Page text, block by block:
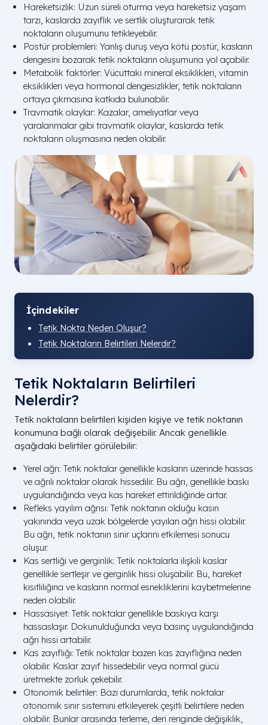
Hareketsizlik: Uzun süreli oturma veya hareketsiz yaşam
tarzı, kaslarda zayıflık ve sertlik oluşturarak tetik
noktaların oluşumunu tetikleyebilir.
Postür problemleri: Yanlış duruş veya kötü postür, kasların
dengesini bozarak tetik noktaların oluşumuna yol açabilir.
Metabolik faktörler: Vücuttaki mineral eksiklikleri, vitamin
eksiklikleri veya hormonal dengesizlikler, tetik noktaların
ortaya çıkmasına katkıda bulunabilir.
Travmatik olaylar: Kazalar, ameliyatlar veya
yaralanmalar gibi travmatik olaylar, kaslarda tetik
noktaların oluşmasına neden olabilir.
İçindekiler
Tetik Nokta Neden Oluşur?
Tetik Noktaların Belirtileri Nelerdir?
Tetik Noktaların Belirtileri
Nelerdir?
Tetik noktaların belirtileri kişiden kişiye ve tetik noktanın
konumuna bağlı olarak değişebilir. Ancak genellikle
aşağıdaki belirtiler görülebilir:
Yerel ağrı: Tetik noktalar genellikle kasların üzerinde hassas
ve ağrılı noktalar olarak hissedilir. Bu ağrı, genellikle baskı
uygulandığında veya kas hareket ettirildiğinde artar.
Refleks yayılım ağrısı: Tetik noktanın olduğu kasın
yakınında veya uzak bölgelerde yayılan ağrı hissi olabilir.
Bu ağrı, tetik noktanın sinir uçlarını etkilemesi sonucu
oluşur.
Kas sertliği ve gerginlik: Tetik noktalarla ilişkili kaslar
genellikle sertleşir ve gerginlik hissi oluşabilir. Bu, hareket
kısıtlılığına ve kasların normal esnekliklerini kaybetmelerine
neden olabilir.
Hassasiyet: Tetik noktalar genellikle baskıya karşı
hassaslaşır. Dokunulduğunda veya basınç uygulandığında
ağrı hissi artabilir.
Kas zayıflığı: Tetik noktalar bazen kas zayıflığına neden
olabilir. Kaslar zayıf hissedebilir veya normal gücü
üretmekte zorluk çekebilir.
Otonomik belirtiler: Bazı durumlarda, tetik noktalar
otonomik sinir sistemini etkileyerek çeşitli belirtilere neden
olabilir. Bunlar arasında terleme, deri renginde değişiklik,